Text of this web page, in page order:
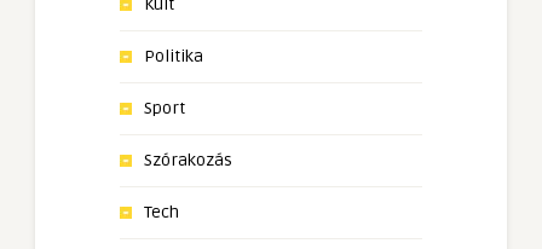
Kult
Politika
Sport
Szórakozás
Tech